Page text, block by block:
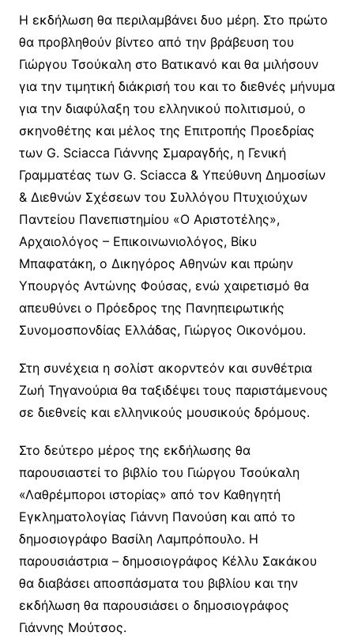
Η εκδήλωση θα περιλαμβάνει δυο μέρη. Στο πρώτο
θα προβληθούν βίντεο από την βράβευση του
Γιώργου Τσούκαλη στο Βατικανό και θα μιλήσουν
για την τιμητική διάκρισή του και το διεθνές μήνυμα
για την διαφύλαξη του ελληνικού πολιτισμού, ο
σκηνοθέτης και μέλος της Επιτροπής Προεδρίας
των G. Sciacca Γιάννης Σμαραγδής, η Γενική
Γραμματέας των G. Sciacca & Υπεύθυνη Δημοσίων
& Διεθνών Σχέσεων του Συλλόγου Πτυχιούχων
Παντείου Πανεπιστημίου «Ο Αριστοτέλης»,
Αρχαιολόγος – Επικοινωνιολόγος, Βίκυ
Μπαφατάκη, ο Δικηγόρος Αθηνών και πρώην
Υπουργός Αντώνης Φούσας, ενώ χαιρετισμό θα
απευθύνει ο Πρόεδρος της Πανηπειρωτικής
Συνομοσπονδίας Ελλάδας, Γιώργος Οικονόμου.
Στη συνέχεια η σολίστ ακορντεόν και συνθέτρια
Ζωή Τηγανούρια θα ταξιδέψει τους παριστάμενους
σε διεθνείς και ελληνικούς μουσικούς δρόμους.
Στο δεύτερο μέρος της εκδήλωσης θα
παρουσιαστεί το βιβλίο του Γιώργου Τσούκαλη
«Λαθρέμποροι ιστορίας» από τον Καθηγητή
Εγκληματολογίας Γιάννη Πανούση και από το
δημοσιογράφο Βασίλη Λαμπρόπουλο. Η
παρουσιάστρια – δημοσιογράφος Κέλλυ Σακάκου
θα διαβάσει αποσπάσματα του βιβλίου και την
εκδήλωση θα παρουσιάσει ο δημοσιογράφος
Γιάννης Μούτσος.